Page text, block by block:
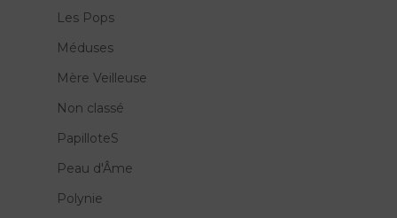
Les Pops
Méduses
Mère Veilleuse
Non classé
PapilloteS
Peau d'Âme
Polynie